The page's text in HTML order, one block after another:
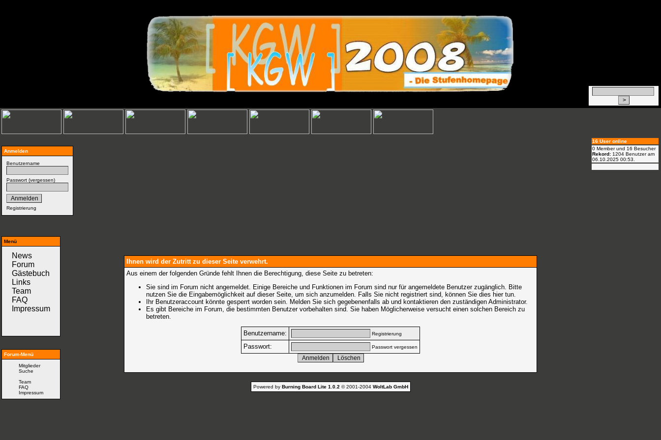
Anmelden
Benutzername
Passwort (vergessen)
Registrierung
Menü
News
Forum
Gästebuch
Links
Team
FAQ
Impressum
Forum-Menü
Mitglieder
Suche
Team
FAQ
Impressum
Ihnen wird der Zutritt zu dieser Seite verwehrt.
Aus einem der folgenden Gründe fehlt Ihnen die Berechtigung, diese Seite zu betreten:
Sie sind im Forum nicht angemeldet. Einige Bereiche und Funktionen im Forum sind nur für angemeldete Benutzer zugänglich. Bitte
nutzen Sie die Eingabemöglichkeit auf dieser Seite, um sich anzumelden. Falls Sie nicht registriert sind, können Sie dies hier tun.
Ihr Benutzeraccount könnte gesperrt worden sein. Melden Sie sich gegebenenfalls ab und kontaktieren den zuständigen Administrator.
Es gibt Bereiche im Forum, die bestimmten Benutzer vorbehalten sind. Sie haben Möglicherweise versucht einen solchen Bereich zu
betreten.
Benutzername: Registrierung
Passwort: Passwort vergessen
Powered by Burning Board Lite 1.0.2 © 2001-2004 WoltLab GmbH
16 User online
0 Member und 16 Besucher
Rekord: 1204 Benutzer am
06.10.2025 00:53